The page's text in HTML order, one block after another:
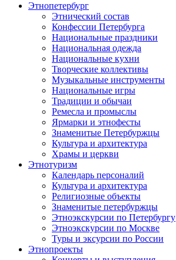
Этнопетербург
Этнический состав
Конфессии Петербурга
Национальные праздники
Национальная одежда
Национальные кухни
Творческие коллективы
Музыкальные инструменты
Национальные игры
Традиции и обычаи
Ремесла и промыслы
Ярмарки и этнофесты
Знаменитые Петербуржцы
Культура и архитектура
Храмы и церкви
Этнотуризм
Календарь персоналий
Культура и архитектура
Религиозные объекты
Знаменитые петербуржцы
Этноэкскурсии по Петербургу
Этноэкскурсии по Москве
Туры и эксурсии по России
Этнопроекты